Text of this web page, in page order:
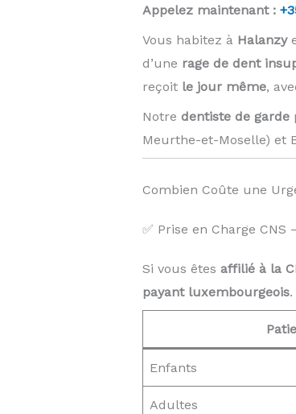
Appelez maintenant :
Vous habitez à Halanzy
d’une rage de dent
reçoit le jour même,
Notre dentiste de garde
Meurthe-et-Moselle) et
Combien Coûte une
✅ Prise en Charge CNS
Si vous êtes affilié à la
payant luxembourgeois.
Enfants
Adultes